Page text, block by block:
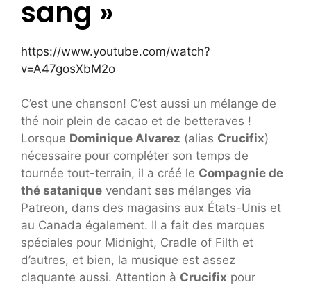
sang »
https://www.youtube.com/watch?
v=A47gosXbM2o
C’est une chanson! C’est aussi un mélange de
thé noir plein de cacao et de betteraves !
Lorsque Dominique Alvarez (alias Crucifix)
nécessaire pour compléter son temps de
tournée tout-terrain, il a créé le Compagnie de
thé satanique vendant ses mélanges via
Patreon, dans des magasins aux États-Unis et
au Canada également. Il a fait des marques
spéciales pour Midnight, Cradle of Filth et
d’autres, et bien, la musique est assez
claquante aussi. Attention à Crucifix pour